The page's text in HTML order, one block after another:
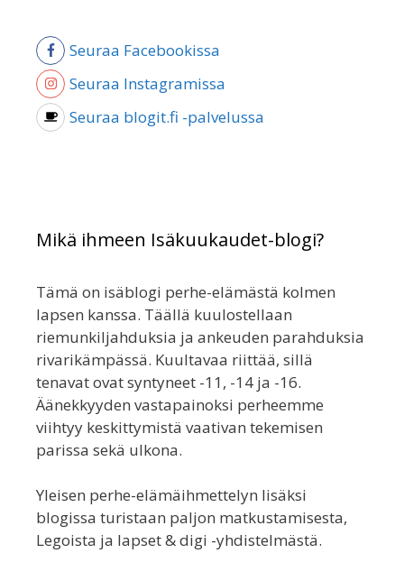
Seuraa Facebookissa
Seuraa Instagramissa
Seuraa blogit.fi -palvelussa
Mikä ihmeen Isäkuukaudet-blogi?
Tämä on isäblogi perhe-elämästä kolmen
lapsen kanssa. Täällä kuulostellaan
riemunkiljahduksia ja ankeuden parahduksia
rivarikämpässä. Kuultavaa riittää, sillä
tenavat ovat syntyneet -11, -14 ja -16.
Äänekkyyden vastapainoksi perheemme
viihtyy keskittymistä vaativan tekemisen
parissa sekä ulkona.
Yleisen perhe-elämäihmettelyn lisäksi
blogissa turistaan paljon matkustamisesta,
Legoista ja lapset & digi -yhdistelmästä.